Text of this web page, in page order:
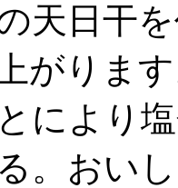
天日干
がりま
により
。おい